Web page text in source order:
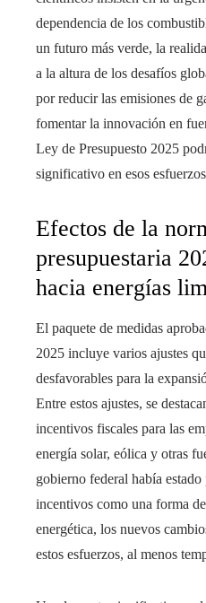
dependencia de los
un futuro más verde, la
a la altura de los desafíos
por reducir las emisiones de
fomentar la innovación en
Ley de Presupuesto 2025
significativo en esos
Efectos de la
presupuestaria
hacia energías
El paquete de medidas
2025 incluye varios ajustes
desfavorables para la
Entre estos ajustes, se
incentivos fiscales para las
energía solar, eólica y otras
gobierno federal había
incentivos como una forma
energética, los nuevos
estos esfuerzos, al menos